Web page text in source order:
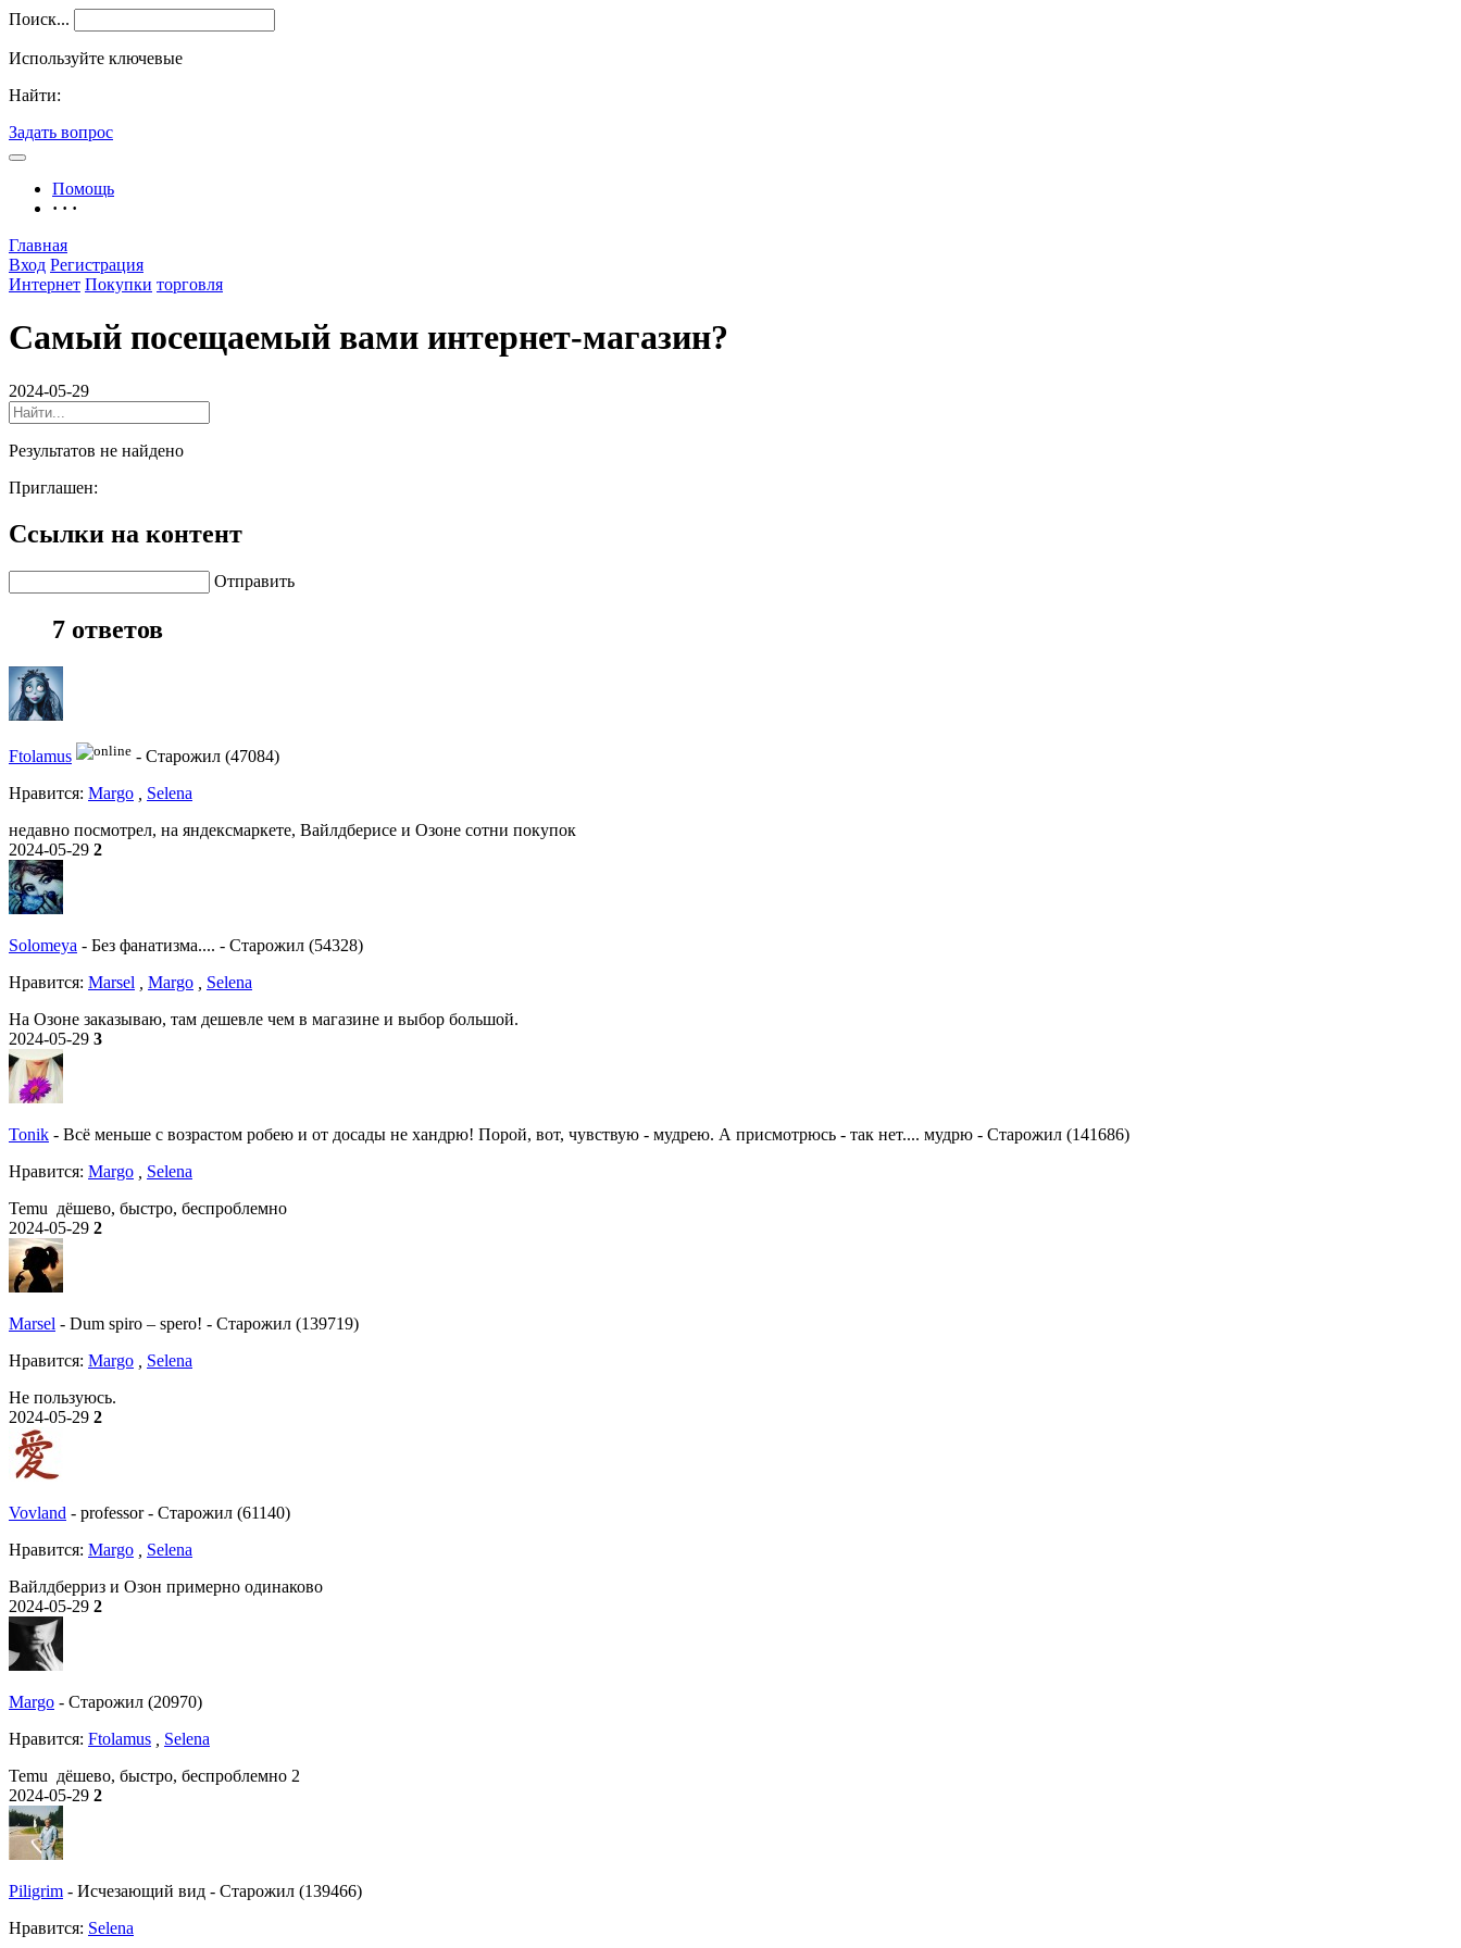
Поиск...
Используйте ключевые
Найти:
Задать вопрос
Помощь
· · ·
Главная
Вход Регистрация
Интернет Покупки торговля
Самый посещаемый вами интернет-магазин?
2024-05-29
Результатов не найдено
Приглашен:
Ссылки на контент
Отправить
7 ответов
Ftolamus - Старожил (47084)
Нравитcя: Margo
Selena
недавно посмотрел, на яндексмаркете, Вайлдберисе и Озоне сотни покупок
2024-05-29 2
Solomeya - Без фанатизма.... - Старожил (54328)
Нравитcя: Marsel Margo
Selena
На Озоне заказываю, там дешевле чем в магазине и выбор большой.
2024-05-29 3
Tonik - Всё меньше с возрастом робею и от досады не хандрю! Порой, вот, чувствую - мудрею. А присмотрюсь - так нет.... мудрю - Старожил (141686)
Нравитcя: Margo
Selena
Temu дёшево, быстро, беспроблемно
2024-05-29 2
Marsel - Dum spiro – spero! - Старожил (139719)
Нравитcя: Margo
Selena
Не пользуюсь.
2024-05-29 2
Vovland - professor - Старожил (61140)
Нравитcя: Margo
Selena
Вайлдберриз и Озон примерно одинаково
2024-05-29 2
Margo - Старожил (20970)
Нравитcя: Ftolamus
Selena
Temu дёшево, быстро, беспроблемно 2
2024-05-29 2
Piligrim - Исчезающий вид - Старожил (139466)
Нравитcя: Selena